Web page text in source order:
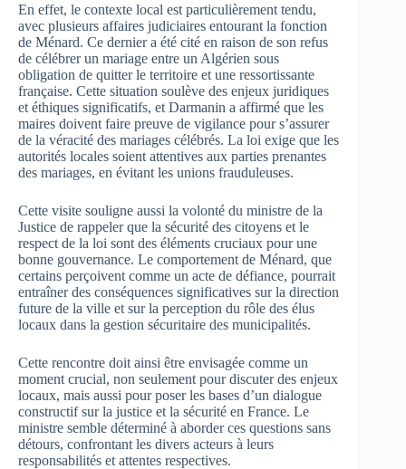
En effet, le contexte local est particulièrement tendu,
avec plusieurs affaires judiciaires entourant la fonction
de Ménard. Ce dernier a été cité en raison de son refus
de célébrer un mariage entre un Algérien sous
obligation de quitter le territoire et une ressortissante
française. Cette situation soulève des enjeux juridiques
et éthiques significatifs, et Darmanin a affirmé que les
maires doivent faire preuve de vigilance pour s’assurer
de la véracité des mariages célébrés. La loi exige que les
autorités locales soient attentives aux parties prenantes
des mariages, en évitant les unions frauduleuses.
Cette visite souligne aussi la volonté du ministre de la
Justice de rappeler que la sécurité des citoyens et le
respect de la loi sont des éléments cruciaux pour une
bonne gouvernance. Le comportement de Ménard, que
certains perçoivent comme un acte de défiance, pourrait
entraîner des conséquences significatives sur la direction
future de la ville et sur la perception du rôle des élus
locaux dans la gestion sécuritaire des municipalités.
Cette rencontre doit ainsi être envisagée comme un
moment crucial, non seulement pour discuter des enjeux
locaux, mais aussi pour poser les bases d’un dialogue
constructif sur la justice et la sécurité en France. Le
ministre semble déterminé à aborder ces questions sans
détours, confrontant les divers acteurs à leurs
responsabilités et attentes respectives.